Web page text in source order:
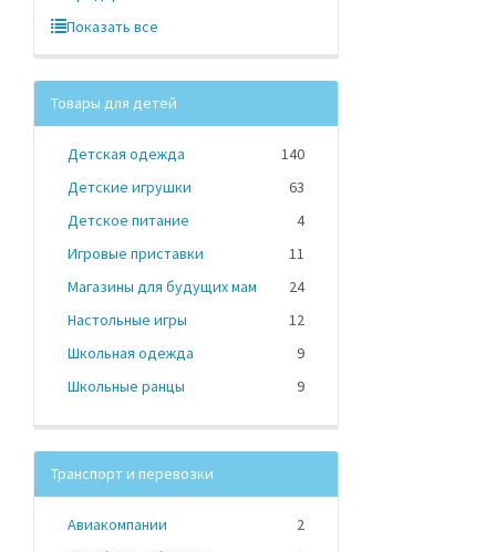
Показать все
Товары для детей
Детская одежда
140
Детские игрушки
63
Детское питание
4
Игровые приставки
11
Магазины для будущих мам
24
Настольные игры
12
Школьная одежда
9
Школьные ранцы
9
Транспорт и перевозки
Авиакомпании
2